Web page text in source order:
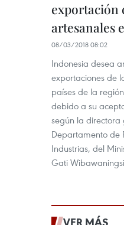
exportación
artesanales
08/03/2018 08:02
Indonesia desea
exportaciones de
países de la
debido a su
según la directora
Departamento de
Industrias, del
Gati
VER MÁS